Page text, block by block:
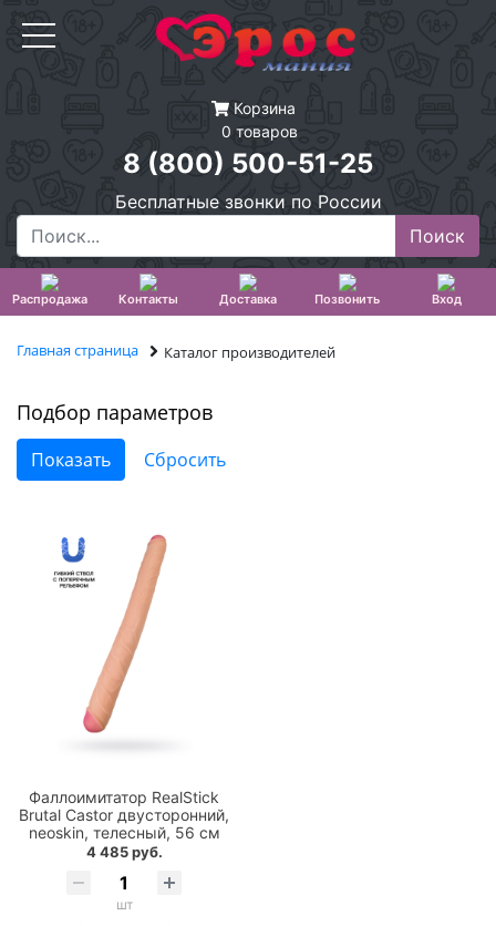
Корзина
0 товаров
8 (800) 500-51-25
Бесплатные звонки по России
Распродажа Контакты Доставка Позвонить Вход
Главная страница Каталог производителей
Подбор параметров
Фаллоимитатор RealStick
Brutal Castor двусторонний,
neoskin, телесный, 56 cм
4 485 руб.
шт